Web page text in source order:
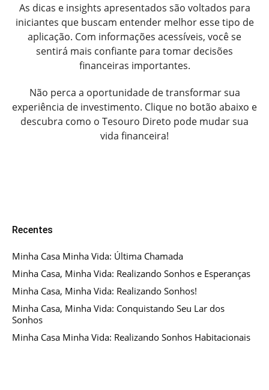
As dicas e insights apresentados são voltados para
iniciantes que buscam entender melhor esse tipo de
aplicação. Com informações acessíveis, você se
sentirá mais confiante para tomar decisões
financeiras importantes.
Não perca a oportunidade de transformar sua
experiência de investimento. Clique no botão abaixo e
descubra como o Tesouro Direto pode mudar sua
vida financeira!
Recentes
Minha Casa Minha Vida: Última Chamada
Minha Casa, Minha Vida: Realizando Sonhos e Esperanças
Minha Casa, Minha Vida: Realizando Sonhos!
Minha Casa, Minha Vida: Conquistando Seu Lar dos
Sonhos
Minha Casa Minha Vida: Realizando Sonhos Habitacionais